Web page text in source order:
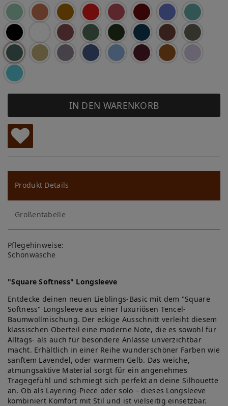
IN DEN WARENKORB
W
u
ns
ch
lis
te
Produkt Details
Größentabelle
Pflegehinweise:
Schonwäsche
"Square Softness" Longsleeve
Entdecke deinen neuen Lieblings-Basic mit dem "Square
Softness" Longsleeve aus einer luxuriösen Tencel-
Baumwollmischung. Der eckige Ausschnitt verleiht diesem
klassischen Oberteil eine moderne Note, die es sowohl für
Alltags- als auch für besondere Anlässe unverzichtbar
macht. Erhältlich in einer Reihe wunderschöner Farben wie
sanftem Lavendel, oder warmem Gelb. Das weiche,
atmungsaktive Material sorgt für ein angenehmes
Tragegefühl und schmiegt sich perfekt an deine Silhouette
an. Ob als Layering-Piece oder solo – dieses Longsleeve
kombiniert Komfort mit Stil und ist vielseitig einsetzbar.